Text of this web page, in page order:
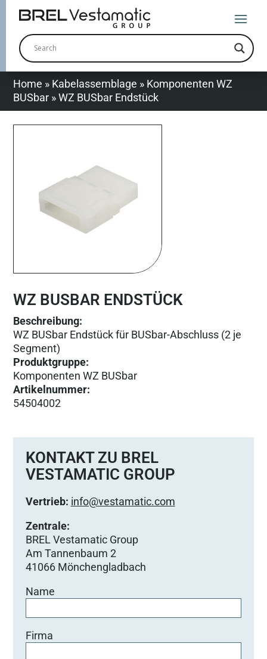
Home » Kabelassemblage » Komponenten WZ
BUSbar »WZ BUSbar Endstück
WZ BUSBAR ENDSTÜCK
Beschreibung:
WZ BUSbar Endstück für BUSbar-Abschluss (2 je
Segment)
Produktgruppe:
Komponenten WZ BUSbar
Artikelnummer:
54504002
KONTAKT ZU BREL
VESTAMATIC GROUP
Vertrieb: info@vestamatic.com
Zentrale:
BREL Vestamatic Group
Am Tannenbaum 2
41066 Mönchengladbach
Name
Firma